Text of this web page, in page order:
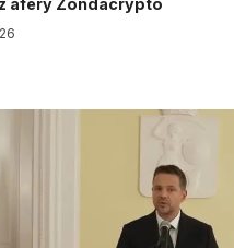
afery Zondacrypto